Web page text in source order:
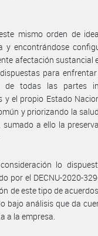
mismo orden de
y encontrándose
afectación sustancial
para
de todas las partes
y el propio Estado
y priorizando la
sumado a ello la
lo
por el DECNU-2020-
de este tipo de
bajo análisis que da
a la empresa.